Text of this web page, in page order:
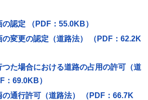
の認定 （PDF：55.0KB）
の変更の認定（道路法） （PDF：62.2K
つた場合における道路の占用の許可（道
：69.0KB）
の通行許可（道路法） （PDF：66.7K